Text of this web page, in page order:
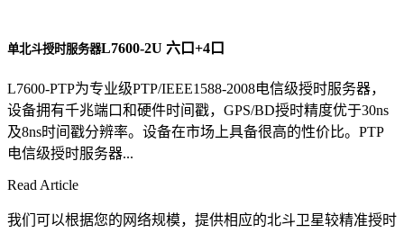
单北斗授时服务器L7600-2U 六口+4口
L7600-PTP为专业级PTP/IEEE1588-2008电信级授时服务器，
设备拥有千兆端口和硬件时间戳，GPS/BD授时精度优于30ns
及8ns时间戳分辨率。设备在市场上具备很高的性价比。PTP
电信级授时服务器...
Read Article
我们可以根据您的网络规模，提供相应的北斗卫星较精准授时